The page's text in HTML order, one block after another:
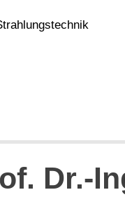
Dr.-